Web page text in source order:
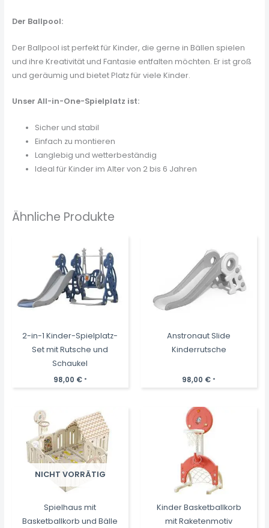
Der Ballpool:
Der Ballpool ist perfekt für Kinder, die gerne in Bällen spielen
und ihre Kreativität und Fantasie entfalten möchten. Er ist groß
und geräumig und bietet Platz für viele Kinder.
Unser All-in-One-Spielplatz ist:
Sicher und stabil
Einfach zu montieren
Langlebig und wetterbeständig
Ideal für Kinder im Alter von 2 bis 6 Jahren
Ähnliche Produkte
2-in-1 Kinder-Spielplatz-
Set mit Rutsche und
Schaukel
98,00 € *
Anstronaut Slide
Kinderrutsche
98,00 € *
NICHT VORRÄTIG
Spielhaus mit
Basketballkorb und Bälle
Kinder Basketballkorb
mit Raketenmotiv